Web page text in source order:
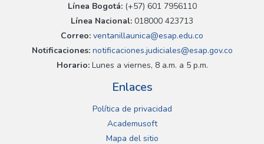
Línea Bogotá:(+57) 601 7956110
Línea Nacional: 018000 423713
Correo: ventanillaunica@esap.edu.co
Notificaciones:notificaciones.judiciales@esap.gov.co
Horario:Lunes a viernes, 8 a.m. a 5 p.m.
Enlaces
Política de privacidad
Academusoft
Mapa del sitio